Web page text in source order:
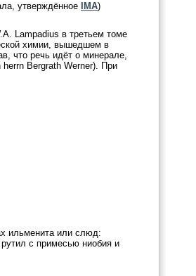
утверждённое IMA)
Lampadius в третьем томе
химии, вышедшем в
что речь идёт о минерале,
Bergrath Werner). При
ильменита или слюд:
с примесью ниобия и